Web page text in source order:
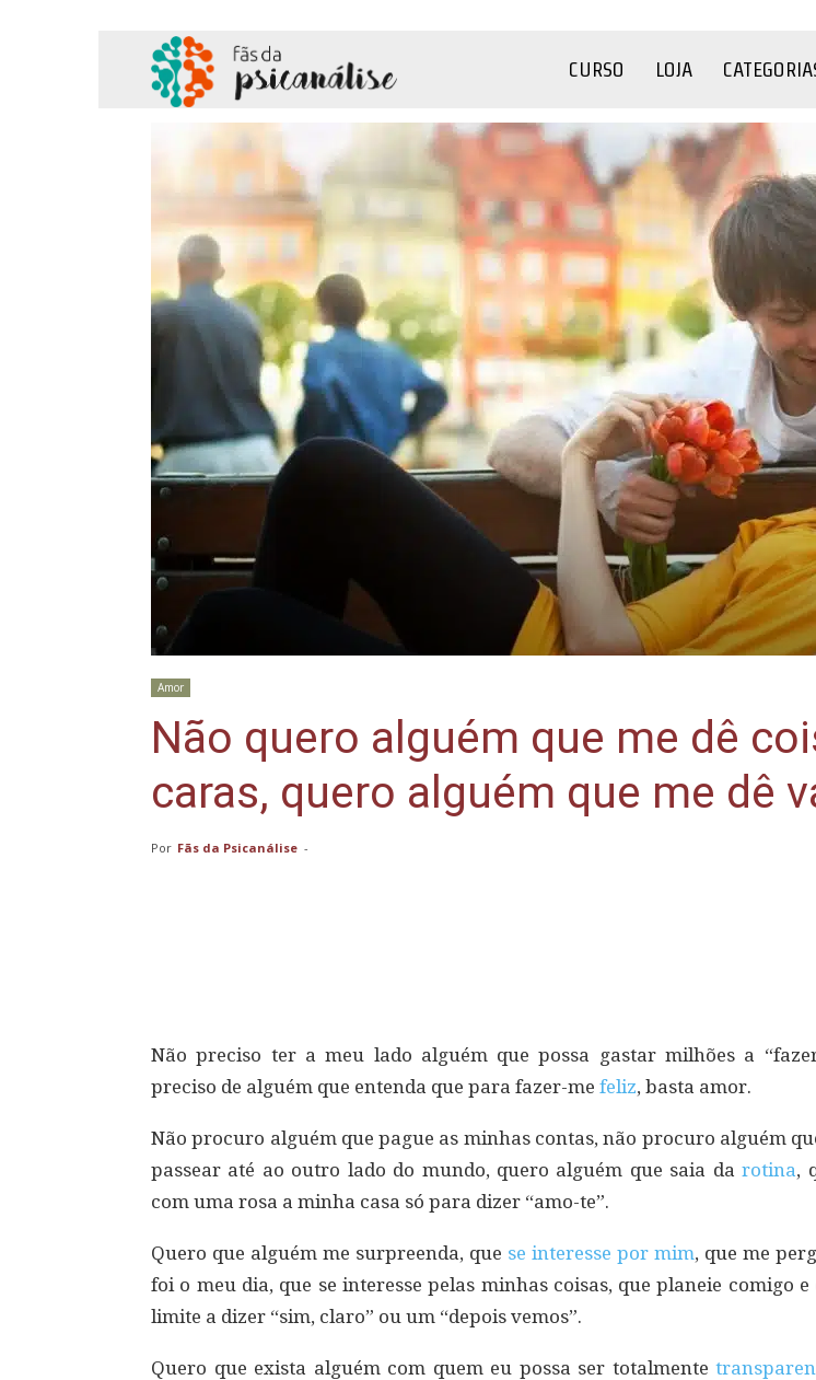
Psicanálise
CURSO LOJA
Amor
Não quero alguém que me dê
caras, quero alguém que me dê
Por Fãs da Psicanálise -
Não preciso ter a meu lado alguém que possa gastar milhões a
preciso de alguém que entenda que para fazer-me feliz, basta amor.
Não procuro alguém que pague as minhas contas, não procuro alguém
passear até ao outro lado do mundo, quero alguém que saia darotina,
com uma rosa a minha casa só para dizer “amo-te”.
Quero que alguém me surpreenda, que se interesse por mim, que me
foi o meu dia, que se interesse pelas minhas coisas, que planeie comigo e
limite a dizer “sim, claro” ou um “depois vemos”.
Quero que exista alguém com quem eu possa ser totalmente